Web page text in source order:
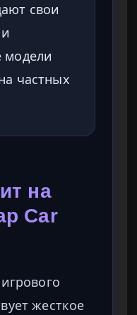
свои
модели
частных
на
Car
жесткое